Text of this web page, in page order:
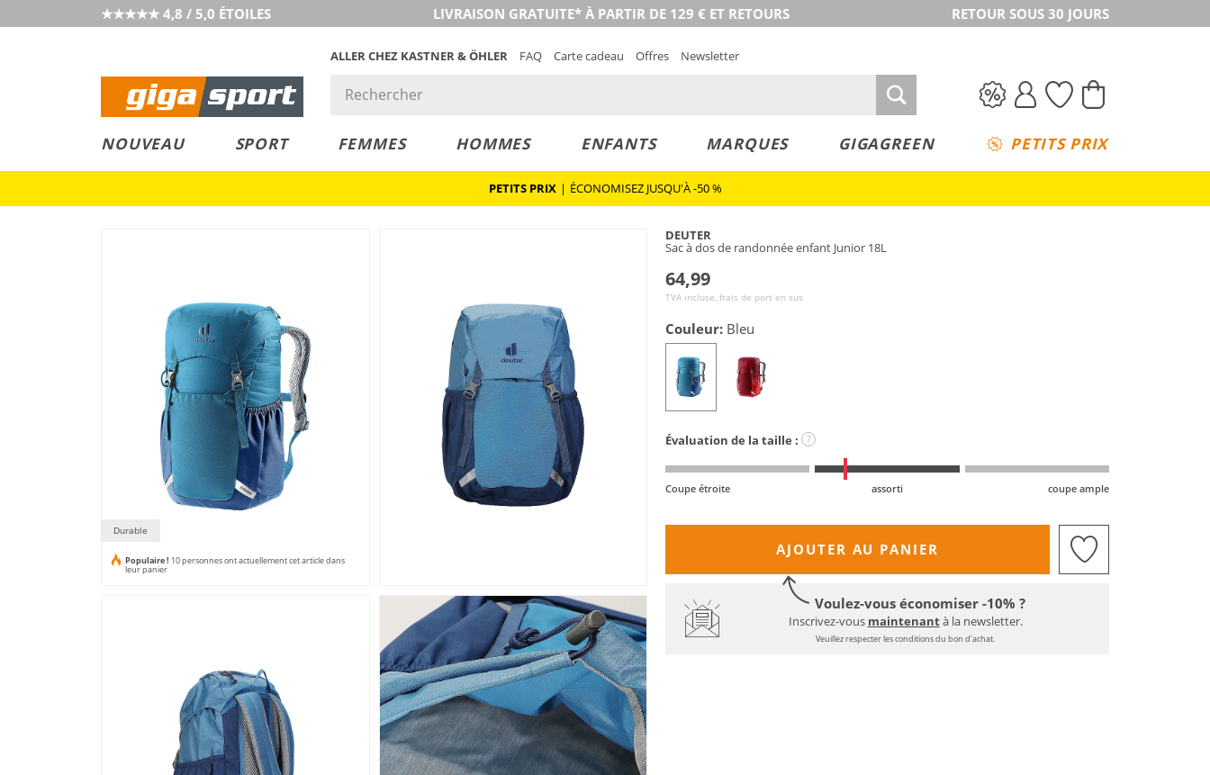
★★★★★ 4,8 / 5,0 ÉTOILES LIVRAISON GRATUITE* À PARTIR DE 129 € ET RETOURS RETOUR SOUS 30 JOURS
ALLER CHEZ KASTNER & ÖHLER FAQ Carte cadeau Offres Newsletter
NOUVEAU SPORT FEMMES HOMMES ENFANTS MARQUES GIGAGREEN PETITS PRIX
PETITS PRIX | ÉCONOMISEZ JUSQU'À -50 %
Durable
Populaire ! 10 personnes ont actuellement cet article dans
leur panier
DEUTER
Sac à dos de randonnée enfant Junior 18L
64,99
TVA incluse, frais de port en sus
Couleur: Bleu
Évaluation de la taille : ?
Coupe étroite assorti coupe ample
AJOUTER AU PANIER
Voulez-vous économiser -10% ?
Inscrivez-vous maintenantà la newsletter.
Veuillez respecter les conditions du bon d'achat.